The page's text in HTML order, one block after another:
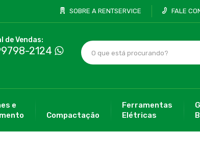
SOBRE A RENTSERVICE FALE
de Vendas:
2124
e
Compactação
Ferramentas
Elétricas